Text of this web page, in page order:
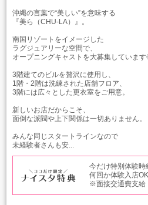
沖縄の言葉で“美しい”を意味する
『美ら（CHU-LA）』。
南国リゾートをイメージした
ラグジュアリーな空間で、
オープニングキャストを大募集していま
3階建てのビルを贅沢に使用し、
1階・2階は洗練された店舗フロア、
3階には広々とした更衣室をご用意。
新しいお店だからこそ、
面倒な派閥や上下関係は一切ありません。
みんな同じスタートラインなので
未経験者さんも安...
今だけ特別体験
何回か体験入店
※面接交通費支給